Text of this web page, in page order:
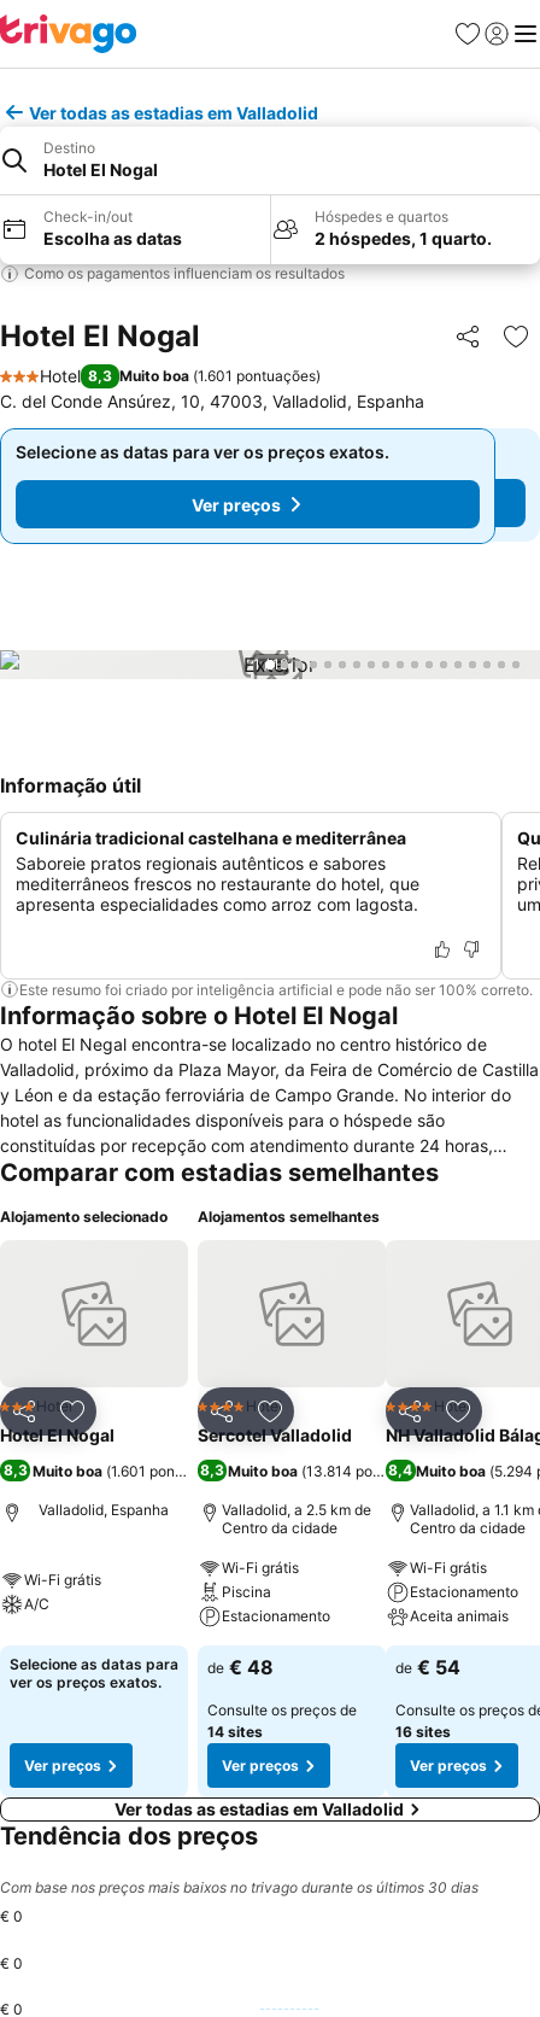
Favoritos
Iniciar
Ver todas as estadias em Valladolid
Destino
Hotel El Nogal
Check-in/out
Escolha as datas
Hóspedes e quartos
2 hóspedes, 1 quarto.
Como os pagamentos influenciam os resultados
Hotel El Nogal Partilhar
3 Estrelas
Hotel 8,3 Muito boa (1.601 pontuações)
C. del Conde Ansúrez, 10, 47003, Valladolid, Espanha
Selecione as datas para ver os preços exatos.
Ver preços
Selecione as datas para ver os preços exatos.
Ver preços
1 / 18
Informação útil
Culinária tradicional castelhana e mediterrânea
Saboreie pratos regionais autênticos e sabores
mediterrâneos frescos no restaurante do hotel, que
apresenta especialidades como arroz com lagosta.
Este resumo foi criado por inteligência artificial e pode não ser 100% correto.
Informação sobre o Hotel El Nogal
O hotel El Negal encontra-se localizado no centro histórico de
Valladolid, próximo da Plaza Mayor, da Feira de Comércio de Castilla
y Léon e da estação ferroviária de Campo Grande. No interior do
hotel as funcionalidades disponíveis para o hóspede são
constituídas por recepção com atendimento durante 24 horas,
jornais, elevador, sala de bagagem, serviço de lavandaria, posto de
estacionamento. Para o hóspede que viaja em negócios, estão
restaurante e bar com cozinha espanhola e mediterrânea. Os
quartos deste hotel podem ser de vários tipos e estão equipados
com controlo da temperatura, secretária, casa de banho com
minibar, serviço de despertar e janelas com vistas para o exterior.
Comparar com estadias semelhantes
Alojamento selecionado
PartilharAdicionar aos favoritos
3 Estrelas
Hotel
Hotel El Nogal
8,3 Muito boa (1.601 pontuações)
Valladolid, Espanha
Wi-Fi grátis
A/C
Selecione as datas para
ver os preços exatos.
Ver preços
Alojamentos semelhantes
PartilharAdicionar aos favoritos
4 EstrelasHotel
Sercotel Valladolid
8,3 Muito boa (13.814 pontuações)
Valladolid, a 2.5 km de
Centro da cidade
Wi-Fi grátis
Piscina
Estacionamento
de € 48
Consulte os preços de
14 sites
Ver preços
Partilhar
4 EstrelasHotel
NH Valladolid
8,4Muito boa (5.294
Valladolid, a 1.1 km
Centro da cidade
Wi-Fi grátis
Estacionamento
Aceita animais
de € 54
Consulte os preços
16 sites
Ver preços
Ver todas as estadias em Valladolid
Tendência dos preços
Com base nos preços mais baixos no trivago durante os últimos 30 dias
€ 0
€ 0
€ 0